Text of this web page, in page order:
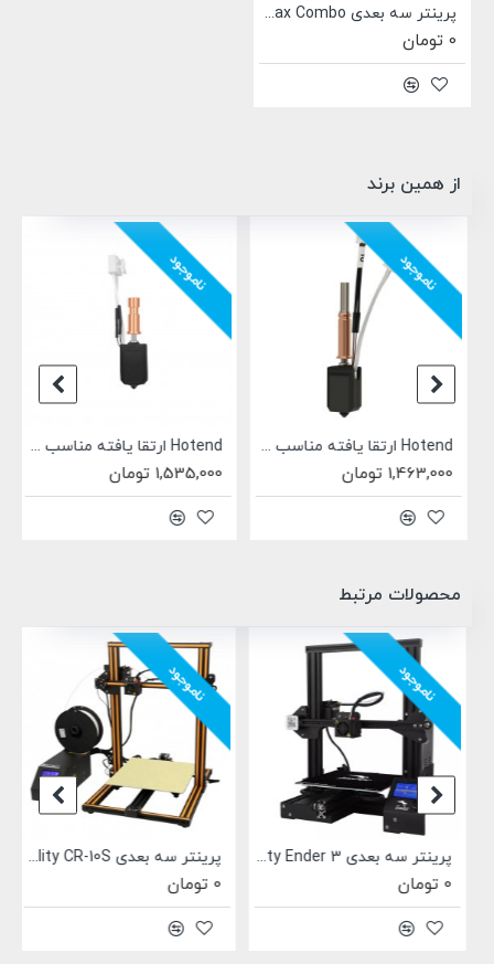
پرینتر سه بعدی Anycubic Kobra 3 Max Combo
0 تومان
از همین برند
ناموجود
Hotend ارتقا یافته مناسب خانواده Anycubic kobra 3
1,463,000 تومان
ناموجود
Hotend ارتقا یافته مناسب خانواده Anycubic kobra S1
1,535,000 تومان
محصولات مرتبط
ناموجود
پرینتر سه بعدی Creality Ender 3
0 تومان
ناموجود
پرینتر سه بعدی Creality CR-10S
0 تومان